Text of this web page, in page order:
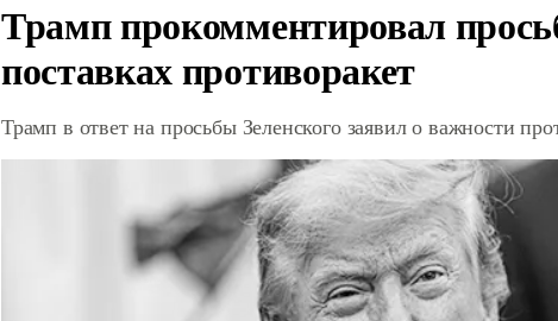
Трамп прокомментировал
поставках противоракет
Трамп в ответ на просьбы Зеленского заявил о важности